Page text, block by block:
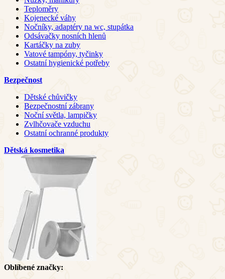
Teploměry
Kojenecké váhy
Nočníky, adaptéry na wc, stupátka
Odsávačky nosních hlenů
Kartáčky na zuby
Vatové tampóny, tyčinky
Ostatní hygienické potřeby
Bezpečnost
Dětské chůvičky
Bezpečnostní zábrany
Noční světla, lampičky
Zvlhčovače vzduchu
Ostatní ochranné produkty
Dětská kosmetika
Oblíbené značky: